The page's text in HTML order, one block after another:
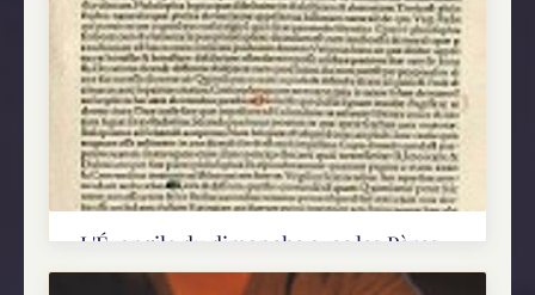
L'Évangile du dimanche avec les Pères -
Lc 13, 22-30